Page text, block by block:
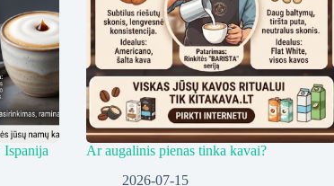
Ar augalinis pienas tinka kavai?
2026-07-15